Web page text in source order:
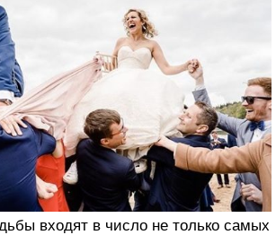
входят в число не только самых